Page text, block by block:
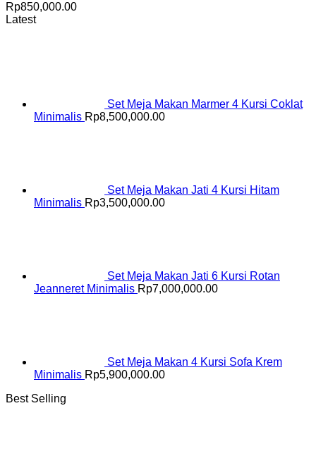
Rp850,000.00
Latest
Set Meja Makan Marmer 4 Kursi Coklat
Minimalis Rp8,500,000.00
Set Meja Makan Jati 4 Kursi Hitam
Minimalis Rp3,500,000.00
Set Meja Makan Jati 6 Kursi Rotan
Jeanneret Minimalis Rp7,000,000.00
Set Meja Makan 4 Kursi Sofa Krem
Minimalis Rp5,900,000.00
Best Selling